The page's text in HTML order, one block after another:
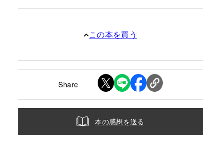
この本を買う
Share
本の感想を送る